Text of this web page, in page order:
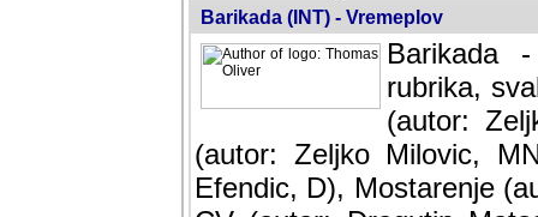
Barikada (INT) - Vremeplov
Barikada
rubrika,
(autor:
(autor: Zeljko Milovic,
Efendic, D), Mostarenje